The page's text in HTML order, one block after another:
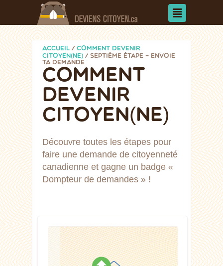
ACCUEIL / COMMENT DEVENIR
CITOYEN(NE) / SEPTIÈME ÉTAPE – ENVOIE
TA DEMANDE
COMMENT
DEVENIR
CITOYEN(NE)
Découvre toutes les étapes pour
faire une demande de citoyenneté
canadienne et gagne un badge «
Dompteur de demandes » !